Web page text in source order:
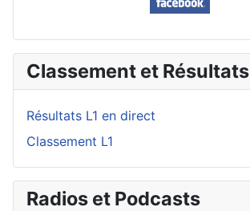
Classement et Résultats
Résultats L1 en direct
Classement L1
Radios et Podcasts